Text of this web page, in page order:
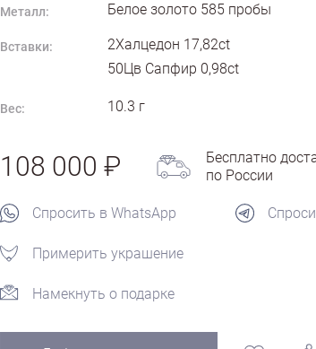
Металл: Белое золото 585 пробы
Вставки:
2Халцедон 17,82ct
50Цв Сапфир 0,98ct
Вес: 10.3 г
108 000
Бесплатно
по России
Спросить в WhatsApp
Примерить украшение
Намекнуть о подарке